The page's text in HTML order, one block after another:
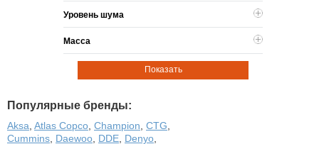
Уровень шума
Масса
Показать
Популярные бренды:
Aksa Atlas Copco Champion CTG
Cummins Daewoo DDE Denyo